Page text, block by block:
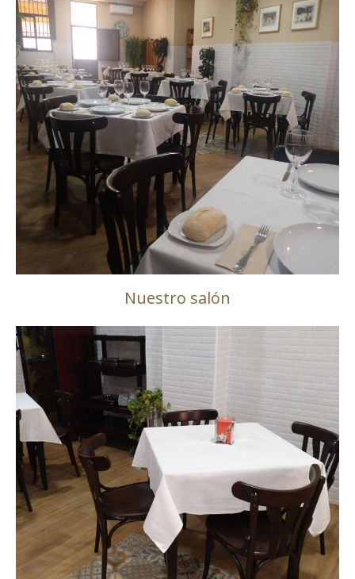
Nuestro salón